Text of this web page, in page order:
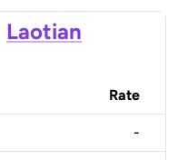
Laotian
Rate
-